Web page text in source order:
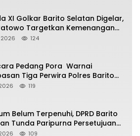
XI Golkar Barito Selatan Digelar,
Targetkan Kemenangan
pada Pemilu Mendatang
2026 124
Pedang Pora Warnai
Tiga Perwira Polres Barito
Masuki Masa Pensiun
119
Belum Terpenuhi, DPRD Barito
Tunda Paripurna Persetujuan
Pertanggungjawaban APBD
109